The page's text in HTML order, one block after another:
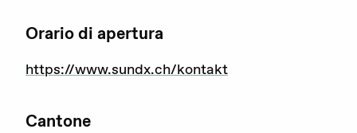
Consulenza
Emergenze
Orario di apertura
https://www.sundx.ch/kontakt
Cantone